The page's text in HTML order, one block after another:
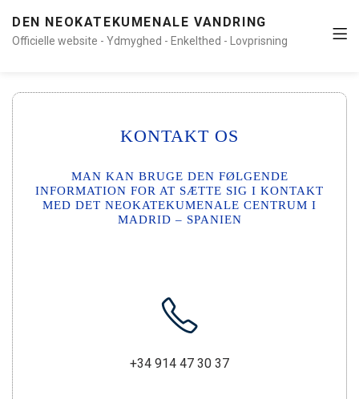
DEN NEOKATEKUMENALE VANDRING
Officielle website - Ydmyghed - Enkelthed - Lovprisning
KONTAKT OS
MAN KAN BRUGE DEN FØLGENDE
INFORMATION FOR AT SÆTTE SIG I KONTAKT
MED DET NEOKATEKUMENALE CENTRUM I
MADRID – SPANIEN
+34 914 47 30 37